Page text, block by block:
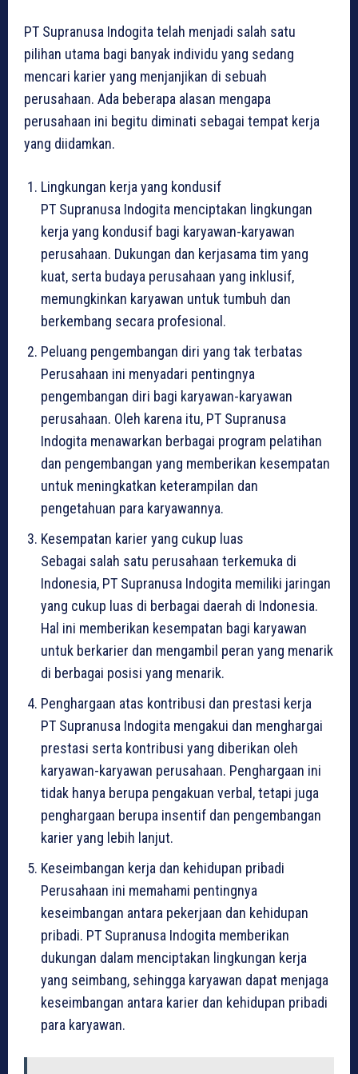
PT Supranusa Indogita telah menjadi salah satu
pilihan utama bagi banyak individu yang sedang
mencari karier yang menjanjikan di sebuah
perusahaan. Ada beberapa alasan mengapa
perusahaan ini begitu diminati sebagai tempat kerja
yang diidamkan.
Lingkungan kerja yang kondusif
PT Supranusa Indogita menciptakan lingkungan
kerja yang kondusif bagi karyawan-karyawan
perusahaan. Dukungan dan kerjasama tim yang
kuat, serta budaya perusahaan yang inklusif,
memungkinkan karyawan untuk tumbuh dan
berkembang secara profesional.
Peluang pengembangan diri yang tak terbatas
Perusahaan ini menyadari pentingnya
pengembangan diri bagi karyawan-karyawan
perusahaan. Oleh karena itu, PT Supranusa
Indogita menawarkan berbagai program pelatihan
dan pengembangan yang memberikan kesempatan
untuk meningkatkan keterampilan dan
pengetahuan para karyawannya.
Kesempatan karier yang cukup luas
Sebagai salah satu perusahaan terkemuka di
Indonesia, PT Supranusa Indogita memiliki jaringan
yang cukup luas di berbagai daerah di Indonesia.
Hal ini memberikan kesempatan bagi karyawan
untuk berkarier dan mengambil peran yang menarik
di berbagai posisi yang menarik.
Penghargaan atas kontribusi dan prestasi kerja
PT Supranusa Indogita mengakui dan menghargai
prestasi serta kontribusi yang diberikan oleh
karyawan-karyawan perusahaan. Penghargaan ini
tidak hanya berupa pengakuan verbal, tetapi juga
penghargaan berupa insentif dan pengembangan
karier yang lebih lanjut.
Keseimbangan kerja dan kehidupan pribadi
Perusahaan ini memahami pentingnya
keseimbangan antara pekerjaan dan kehidupan
pribadi. PT Supranusa Indogita memberikan
dukungan dalam menciptakan lingkungan kerja
yang seimbang, sehingga karyawan dapat menjaga
keseimbangan antara karier dan kehidupan pribadi
para karyawan.